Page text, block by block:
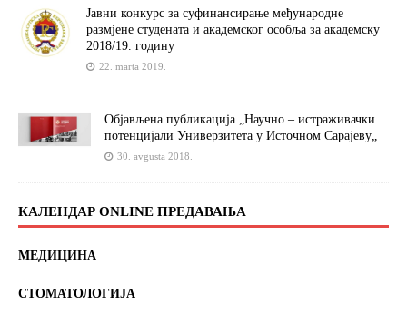
Јавни конкурс за суфинансирање међународне
размјене студената и академског особља за академску
2018/19. годину
22. marta 2019.
Објављена публикација „Научно – истраживачки
потенцијали Универзитета у Источном Сарајеву„
30. avgusta 2018.
КАЛЕНДАР ONLINE ПРЕДАВАЊА
МЕДИЦИНА
СТОМАТОЛОГИЈА